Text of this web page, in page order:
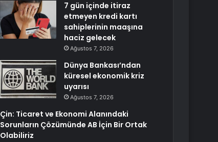
7 gün içinde itiraz
etmeyen kredi kartı
sahiplerinin maaşına
haciz gelecek
Ağustos 7, 2026
Dünya Bankası’ndan
küresel ekonomik kriz
uyarısı
Ağustos 7, 2026
Çin: Ticaret ve Ekonomi Alanındaki
Sorunların Çözümünde AB İçin Bir Ortak
Olabiliriz